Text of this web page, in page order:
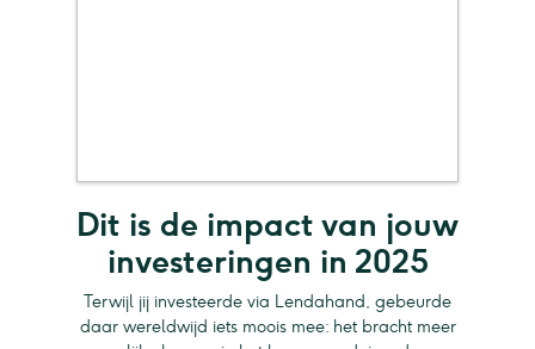
Dit is de impact van jouw
investeringen in 2025
Terwijl jij investeerde via Lendahand, gebeurde
daar wereldwijd iets moois mee: het bracht meer